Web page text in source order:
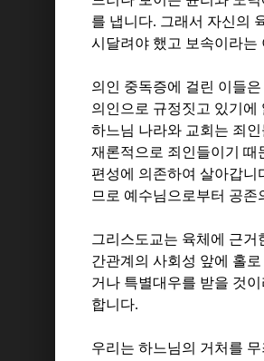
를 냅니다. 그래서 자신의
시달려야 했고 보속이라는
의인 중독증에 걸린 이들
의인으로 규정짓고 있기
하느님 나라와 교회는 죄
재론적으로 죄인들이기 때
편성에 의존하여 살아갑니
므로 예수님으로부터 공
그리스도교는 육체에 근
간관계의 사회성 앞에 홀
거나 특별대우를 받을 것
합니다.
우리는 하느님의 거처를